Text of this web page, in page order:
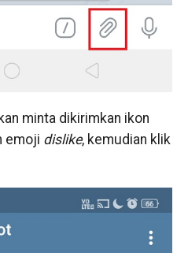
minta dikirimkan ikon
emoji dislike, kemudian klik